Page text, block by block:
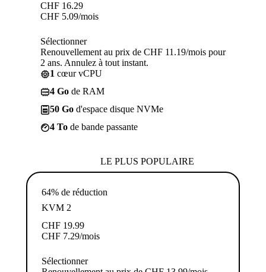
CHF 16.29
CHF 5.09/mois
Sélectionner
Renouvellement au prix de CHF 11.19/mois pour
2 ans. Annulez à tout instant.
1 cœur vCPU
4 Go de RAM
50 Go d'espace disque NVMe
4 To de bande passante
LE PLUS POPULAIRE
64% de réduction
KVM 2
CHF 19.99
CHF 7.29/mois
Sélectionner